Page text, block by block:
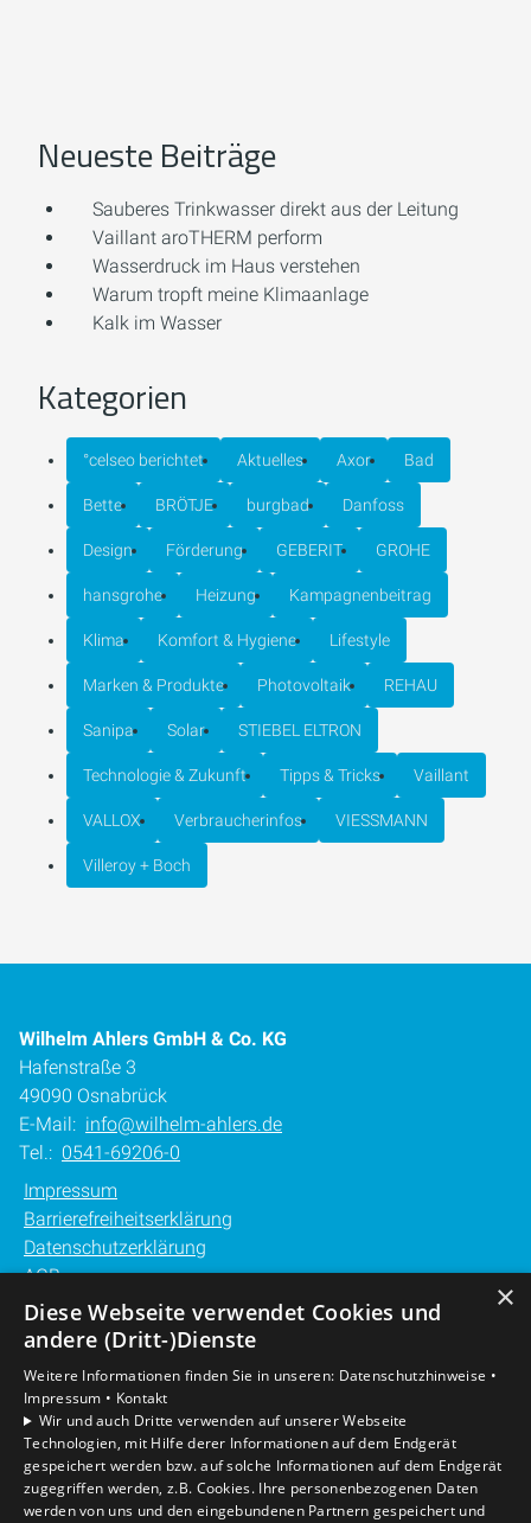
Neueste Beiträge
Sauberes Trinkwasser direkt aus der Leitung
Vaillant aroTHERM perform
Wasserdruck im Haus verstehen
Warum tropft meine Klimaanlage
Kalk im Wasser
Kategorien
°celseo berichtet Aktuelles Axor Bad
Bette BRÖTJE burgbad Danfoss
Design Förderung GEBERIT GROHE
hansgrohe Heizung Kampagnenbeitrag
Klima Komfort & Hygiene Lifestyle
Marken & Produkte Photovoltaik REHAU
Sanipa Solar STIEBEL ELTRON
Technologie & Zukunft Tipps & Tricks Vaillant
VALLOX Verbraucherinfos VIESSMANN
Villeroy + Boch
Wilhelm Ahlers GmbH & Co. KG
Hafenstraße 3
49090 Osnabrück
E-Mail: info@wilhelm-ahlers.de
Tel.: 0541-69206-0
Impressum
Barrierefreiheitserklärung
Datenschutzerklärung
AGB
Unsere Bereiche
Gewerbekunden
Karriere
Unternehmen
Kontakt
×
Diese Webseite verwendet Cookies und
andere (Dritt-)Dienste
Weitere Informationen finden Sie in unseren: Datenschutzhinweise •
Impressum • Kontakt
Wir und auch Dritte verwenden auf unserer Webseite
Technologien, mit Hilfe derer Informationen auf dem Endgerät
gespeichert werden bzw. auf solche Informationen auf dem Endgerät
zugegriffen werden, z.B. Cookies. Ihre personenbezogenen Daten
werden von uns und den eingebundenen Partnern gespeichert und